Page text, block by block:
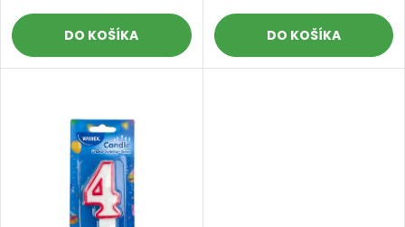
o
d
d
u
DO KOŠÍKA DO KOŠÍKA